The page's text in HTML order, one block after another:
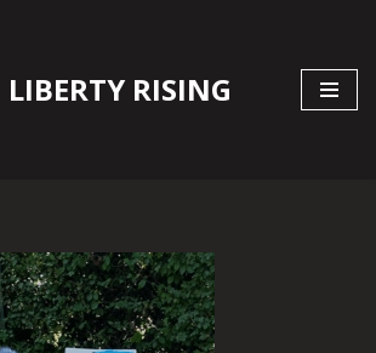
LIBERTY RISING